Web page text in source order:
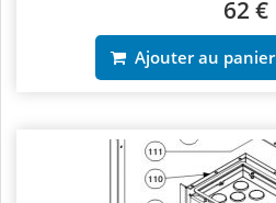
62 €
Ajouter au panier